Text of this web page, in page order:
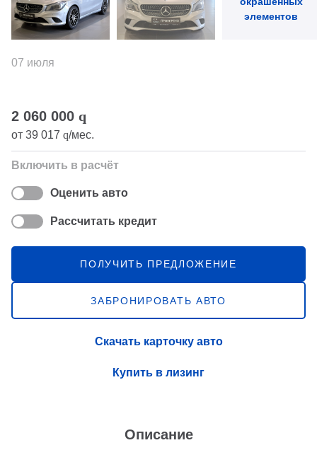
элементов
Описание
07 июля
2 060 000 q
от 39 017 q/мес.
Включить в расчёт
Оценить авто
Рассчитать кредит
ПОЛУЧИТЬ ПРЕДЛОЖЕНИЕ
ЗАБРОНИРОВАТЬ АВТО
Скачать карточку авто
Купить в лизинг